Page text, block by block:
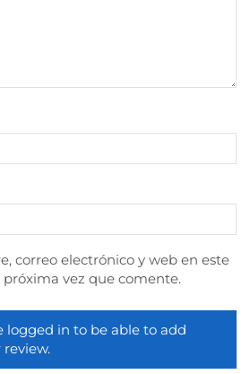
correo electrónico y web en este
próxima vez que comente.
logged in to be able to add